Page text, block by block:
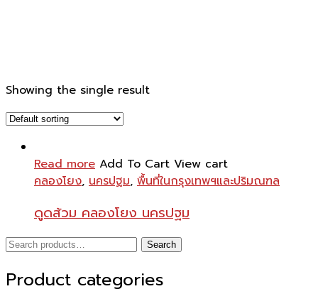
Showing the single result
Read more Add To Cart View cart
คลองโยง, นครปฐม, พื้นที่ในกรุงเทพฯและปริมณฑล
ดูดส้วม คลองโยง นครปฐม
Search
Search
Product categories